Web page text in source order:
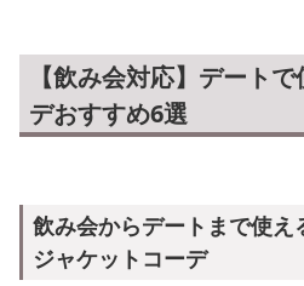
【飲み会対応】デート
デおすすめ6選
飲み会からデートまで使
ジャケットコーデ